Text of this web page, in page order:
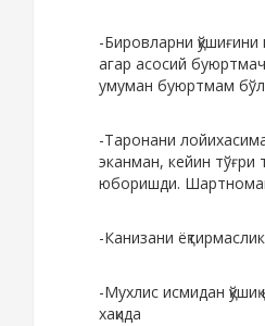
-Бировларни
агар асосий
умуман буюртмам
-Таронани
эканман, кейин тўғри
юборишди. Шартномам
-Канизани
-Мухлис исмидан
хақида